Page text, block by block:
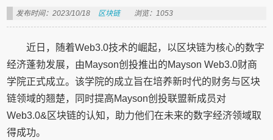
发布时间：2023/10/18 区块链 浏览：1053
近日，随着Web3.0技术的崛起，以区块链为核心的数字
经济蓬勃发展，由Mayson创投推出的Mayson Web3.0财商
学院正式成立。该学院的成立旨在培养新时代的财务与区块
链领域的翘楚，同时提高Mayson创投联盟新成员对
Web3.0&区块链的认知，助力他们在未来的数字经济领域取
得成功。